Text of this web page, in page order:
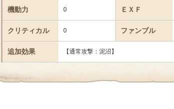
機動力 0 ＥＸＦ
クリティカル 0 ファンブル
追加効果 【通常攻撃：泥沼】